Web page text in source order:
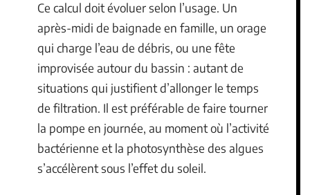
Ce calcul doit évoluer selon l’usage. Un
après-midi de baignade en famille, un orage
qui charge l’eau de débris, ou une fête
improvisée autour du bassin : autant de
situations qui justifient d’allonger le temps
de filtration. Il est préférable de faire tourner
la pompe en journée, au moment où l’activité
bactérienne et la photosynthèse des algues
s’accélèrent sous l’effet du soleil.